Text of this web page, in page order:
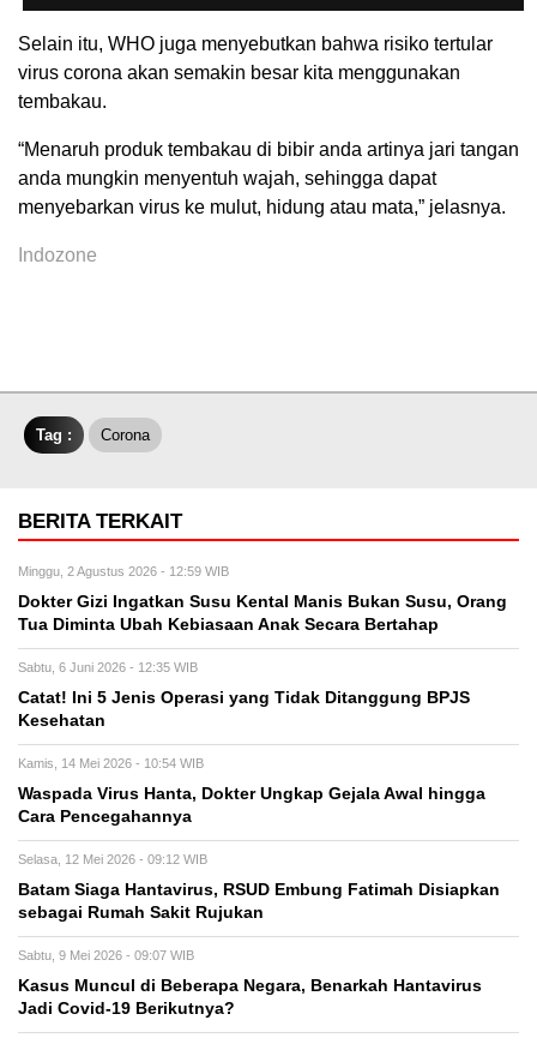
Selain itu, WHO juga menyebutkan bahwa risiko tertular
virus corona akan semakin besar kita menggunakan
tembakau.
“Menaruh produk tembakau di bibir anda artinya jari tangan
anda mungkin menyentuh wajah, sehingga dapat
menyebarkan virus ke mulut, hidung atau mata,” jelasnya.
Indozone
Tag : Corona
BERITA TERKAIT
Minggu, 2 Agustus 2026 - 12:59 WIB
Dokter Gizi Ingatkan Susu Kental Manis Bukan Susu, Orang
Tua Diminta Ubah Kebiasaan Anak Secara Bertahap
Sabtu, 6 Juni 2026 - 12:35 WIB
Catat! Ini 5 Jenis Operasi yang Tidak Ditanggung BPJS
Kesehatan
Kamis, 14 Mei 2026 - 10:54 WIB
Waspada Virus Hanta, Dokter Ungkap Gejala Awal hingga
Cara Pencegahannya
Selasa, 12 Mei 2026 - 09:12 WIB
Batam Siaga Hantavirus, RSUD Embung Fatimah Disiapkan
sebagai Rumah Sakit Rujukan
Sabtu, 9 Mei 2026 - 09:07 WIB
Kasus Muncul di Beberapa Negara, Benarkah Hantavirus
Jadi Covid-19 Berikutnya?